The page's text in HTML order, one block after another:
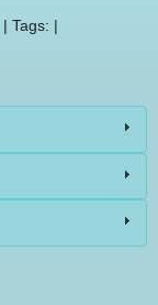
| Tags: |